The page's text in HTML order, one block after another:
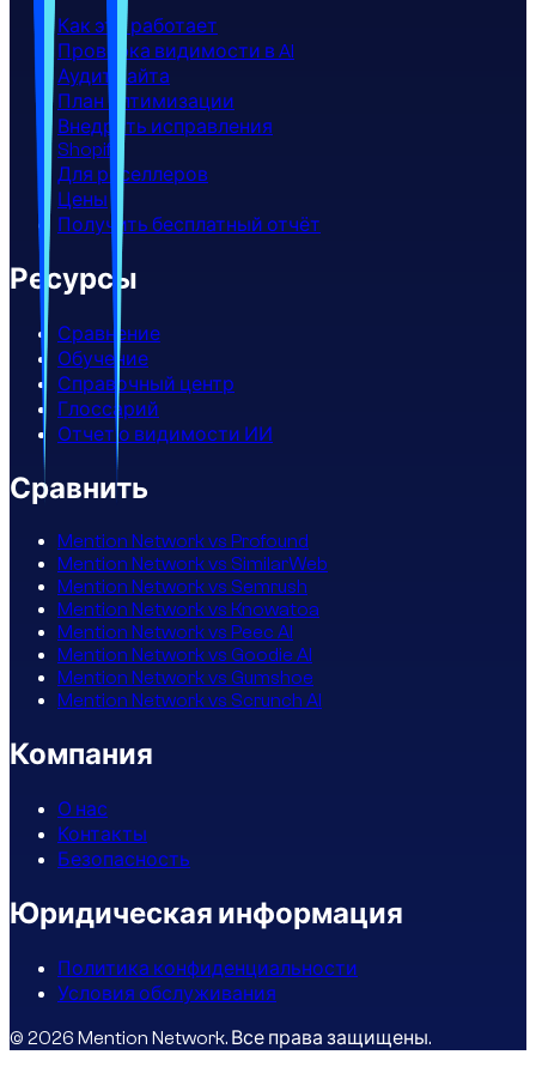
Как это работает
Проверка видимости в AI
Аудит сайта
План оптимизации
Внедрить исправления
Shopify
Для реселлеров
Цены
Получить бесплатный отчёт
Ресурсы
Сравнение
Обучение
Справочный центр
Глоссарий
Отчет о видимости ИИ
Сравнить
Mention Network vs Profound
Mention Network vs SimilarWeb
Mention Network vs Semrush
Mention Network vs Knowatoa
Mention Network vs Peec AI
Mention Network vs Goodie AI
Mention Network vs Gumshoe
Mention Network vs Scrunch AI
Компания
О нас
Контакты
Безопасность
Юридическая информация
Политика конфиденциальности
Условия обслуживания
© 2026 Mention Network. Все права защищены.